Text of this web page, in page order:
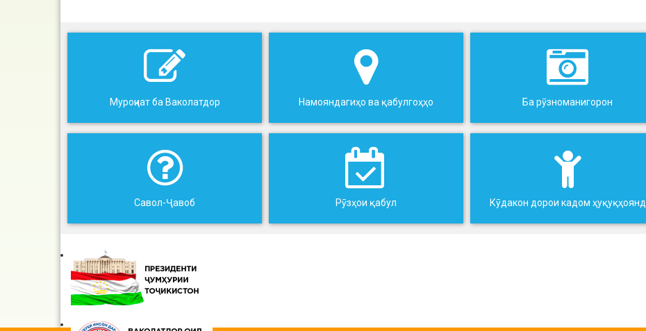
Муроҷиат ба Ваколатдор
Савол-Ҷавоб
Намояндагиҳо ва қабулгоҳҳо
Рӯзҳои қабул
Ба рӯзноманигорон
Кӯдакон дорои кадом ҳуқуқҳоянд